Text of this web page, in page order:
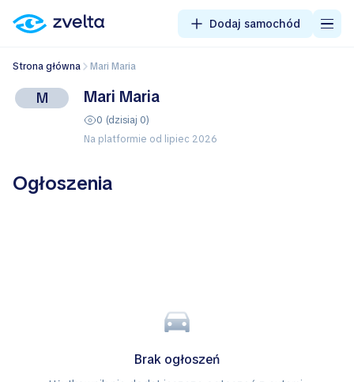
Dodaj samochód
Strona główna Mari Maria
M Mari Maria
0 (dzisiaj 0)
Na platformie od lipiec 2026
Ogłoszenia
Brak ogłoszeń